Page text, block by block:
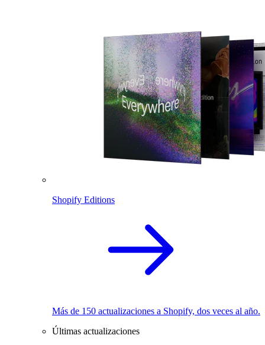
Shopify Editions
Más de 150 actualizaciones a Shopify, dos veces al año.
Últimas actualizaciones